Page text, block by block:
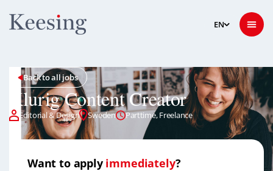
Back to all jobs
Klurig Content Creator
Editorial & Design Sweden Parttime, Freelance
Want to apply immediately?